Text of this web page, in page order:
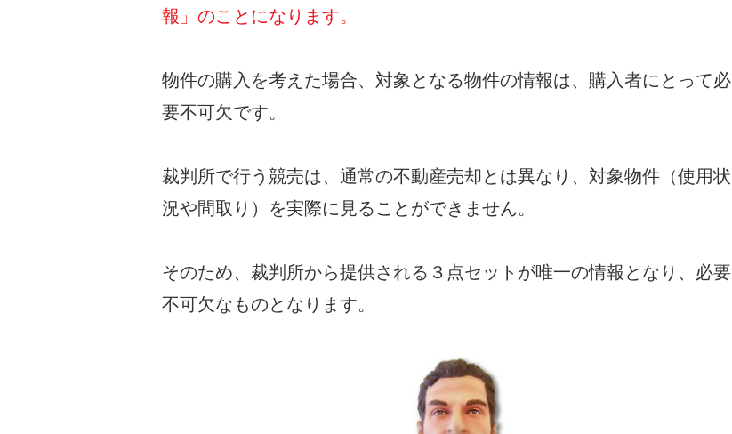
報」のことになります。
物件の購入を考えた場合、対象となる物件の情報は、購入者にとって必
要不可欠です。
裁判所で行う競売は、通常の不動産売却とは異なり、対象物件（使用状
況や間取り）を実際に見ることができません。
そのため、裁判所から提供される３点セットが唯一の情報となり、必要
不可欠なものとなります。